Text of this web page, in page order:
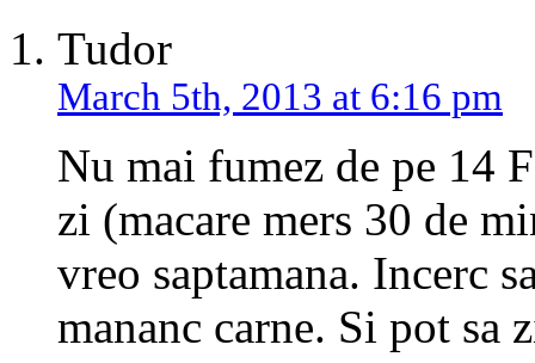
Tudor
March 5th, 2013 at 6:16 pm
Nu mai fumez de pe 14
zi (macare mers 30 de
vreo saptamana. Incerc
mananc carne. Si pot sa